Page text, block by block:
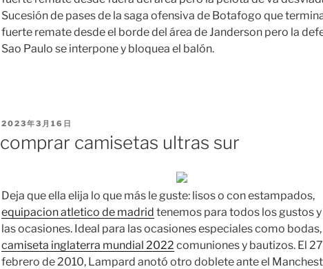
Sucesión de pases de la saga ofensiva de Botafogo que
fuerte remate desde el borde del área de Janderson pero la
Sao Paulo se interpone y bloquea el balón.
PUBLICADO
2023年3月16日
comprar camisetas ultras sur
Deja que ella elija lo que más le guste: lisos o con estampados,
equipacion atletico de madrid tenemos para todos los gustos
las ocasiones. Ideal para las ocasiones especiales como bodas,
camiseta inglaterra mundial 2022 comuniones y bautizos. El
febrero de 2010, Lampard anotó otro doblete ante el